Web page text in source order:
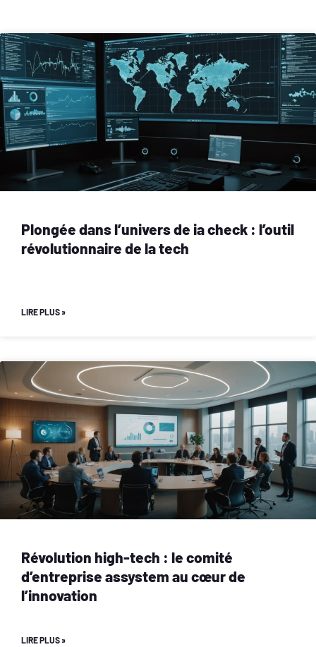
Plongée dans l’univers de ia check : l’outil
révolutionnaire de la tech
LIRE PLUS »
Révolution high-tech : le comité
d’entreprise assystem au cœur de
l’innovation
LIRE PLUS »